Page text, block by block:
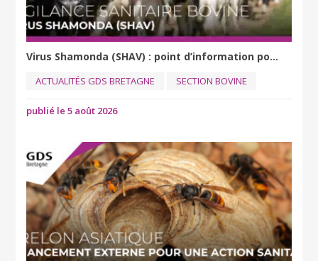
Virus Shamonda (SHAV) : point d’information po...
ACTUALITÉS GDS BRETAGNE SECTION BOVINE
publié le 5 août 2026